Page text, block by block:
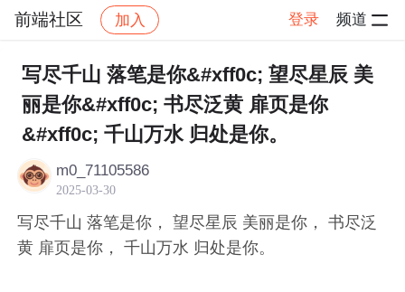
前端社区 加入 登录 频道
社区 前端社区 感慨 帖子详情
写尽千山 落笔是你&#xff0c; 望尽星辰 美
丽是你&#xff0c; 书尽泛黄 扉页是你
&#xff0c; 千山万水 归处是你。
m0_71105586
2025-03-30
写尽千山 落笔是你， 望尽星辰 美丽是你， 书尽泛
黄 扉页是你， 千山万水 归处是你。